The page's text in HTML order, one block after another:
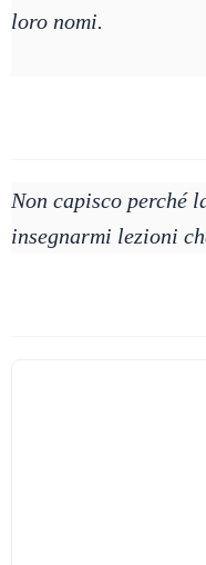
loro nomi.
Non capisco perché
insegnarmi lezioni